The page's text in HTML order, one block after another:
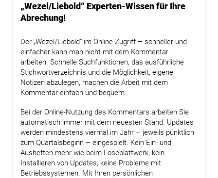
„Wezel/Liebold“ Experten-Wissen für Ihre
Abrechung!
Der „Wezel/Liebold“ im Online-Zugriff – schneller und
einfacher kann man nicht mit dem Kommentar
arbeiten. Schnelle Suchfunktionen, das ausführliche
Stichwortverzeichnis und die Möglichkeit, eigene
Notizen abzulegen, machen die Arbeit mit dem
Kommentar einfach und bequem.
Bei der Online-Nutzung des Kommentars arbeiten Sie
automatisch immer mit dem neuesten Stand. Updates
werden mindestens viermal im Jahr – jeweils pünktlich
zum Quartalsbeginn – eingespielt. Kein Ein- und
Ausheften mehr wie beim Loseblattwerk, kein
Installieren von Updates, keine Probleme mit
Betriebssystemen. Mit Ihren persönlichen